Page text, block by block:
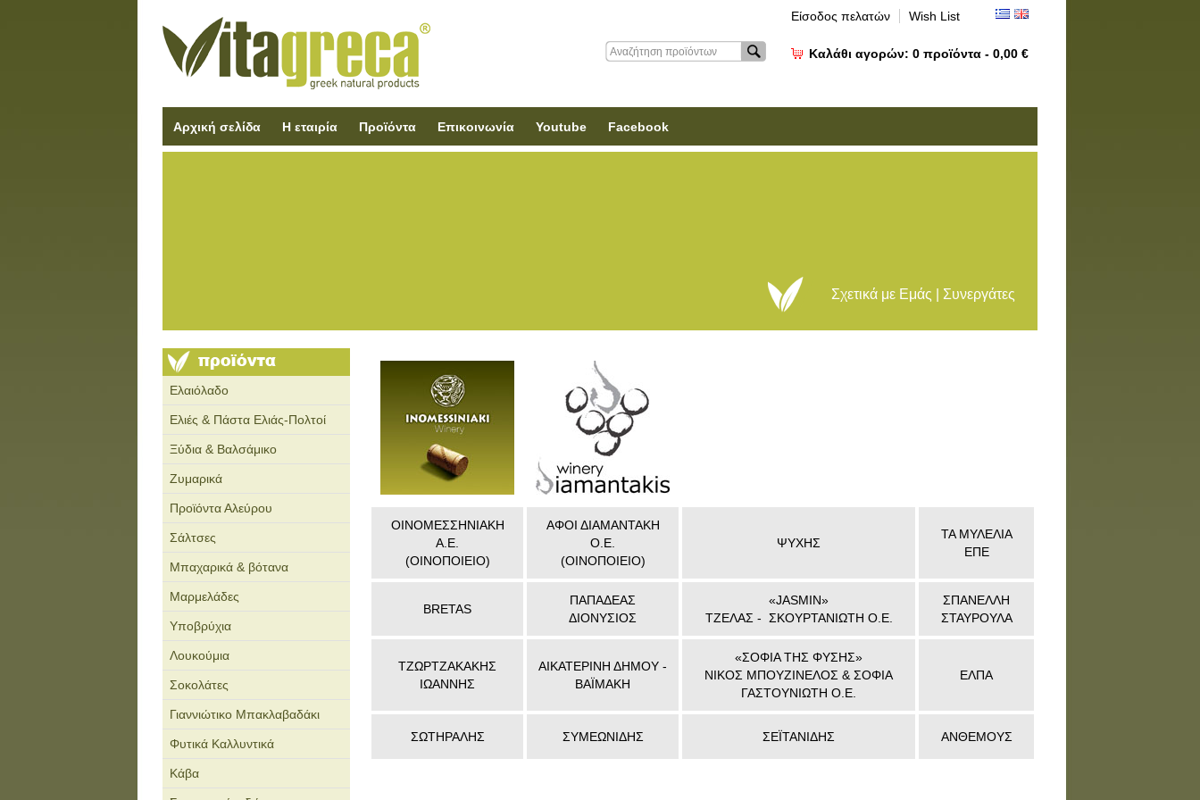
Είσοδος πελατών Wish List
Καλάθι αγορών: 0 προϊόντα - 0,00 €
Αρχική σελίδα Η εταιρία Προϊόντα Επικοινωνία Youtube Facebook
Σχετικά με Εμάς | Συνεργάτες
Ελαιόλαδο
Ελιές & Πάστα Ελιάς-Πολτοί
Ξύδια & Βαλσάμικο
Ζυμαρικά
Προϊόντα Αλεύρου
Σάλτσες
Μπαχαρικά & βότανα
Μαρμελάδες
Υποβρύχια
Λουκούμια
Σοκολάτες
Γιαννιώτικο Μπακλαβαδάκι
Φυτικά Καλλυντικά
Κάβα
ΟΙΝΟΜΕΣΣΗΝΙΑΚΗ
Α.Ε.
(ΟΙΝΟΠΟΙΕΙΟ)
ΑΦΟΙ ΔΙΑΜΑΝΤΑΚΗ
Ο.Ε.
(ΟΙΝΟΠΟΙΕΙΟ)
ΨΥΧΗΣ
ΤΑ ΜΥΛΕΛΙΑ
ΕΠΕ
BRETAS
ΠΑΠΑΔΕΑΣ
ΔΙΟΝΥΣΙΟΣ
«JASMIN»
ΤΖΕΛΑΣ - ΣΚΟΥΡΤΑΝΙΩΤΗ Ο.Ε.
ΣΠΑΝΕΛΛΗ
ΣΤΑΥΡΟΥΛΑ
ΤΖΩΡΤΖΑΚΑΚΗΣ
ΙΩΑΝΝΗΣ
ΑΙΚΑΤΕΡΙΝΗ ΔΗΜΟΥ -
ΒΑΪΜΑΚΗ
«ΣΟΦΙΑ ΤΗΣ ΦΥΣΗΣ»
ΝΙΚΟΣ ΜΠΟΥΖΙΝΕΛΟΣ & ΣΟΦΙΑ
ΓΑΣΤΟΥΝΙΩΤΗ Ο.Ε.
ΕΛΠΑ
ΣΩΤΗΡΑΛΗΣ ΣΥΜΕΩΝΙΔΗΣ ΣΕΪΤΑΝΙΔΗΣ ΑΝΘΕΜΟΥΣ